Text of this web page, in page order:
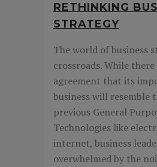
RETHINKING
STRATEGY
The world of business
crossroads. While
agreement that its
business will resemble
previous General
Technologies like
internet, business
overwhelmed by the